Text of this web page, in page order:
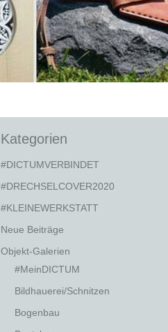
Kategorien
#DICTUMVERBINDET
#DRECHSELCOVER2020
#KLEINEWERKSTATT
Neue Beiträge
Objekt-Galerien
#MeinDICTUM
Bildhauerei/Schnitzen
Bogenbau